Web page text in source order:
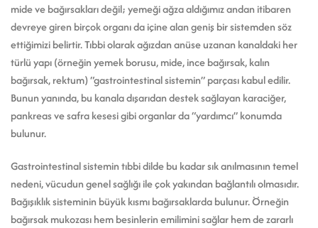
mide ve bağırsakları değil; yemeği ağza aldığımız andan itibaren
devreye giren birçok organı da içine alan geniş bir sistemden söz
ettiğimizi belirtir. Tıbbi olarak ağızdan anüse uzanan kanaldaki her
türlü yapı (örneğin yemek borusu, mide, ince bağırsak, kalın
bağırsak, rektum) “gastrointestinal sistemin” parçası kabul edilir.
Bunun yanında, bu kanala dışarıdan destek sağlayan karaciğer,
pankreas ve safra kesesi gibi organlar da “yardımcı” konumda
bulunur.
Gastrointestinal sistemin tıbbi dilde bu kadar sık anılmasının temel
nedeni, vücudun genel sağlığı ile çok yakından bağlantılı olmasıdır.
Bağışıklık sisteminin büyük kısmı bağırsaklarda bulunur. Örneğin
bağırsak mukozası hem besinlerin emilimini sağlar hem de zararlı